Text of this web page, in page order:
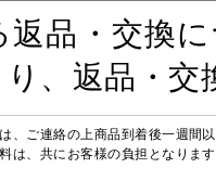
返品・交換
、返品・
、ご連絡の上商品到着後一週間
は、共にお客様の負担となりま